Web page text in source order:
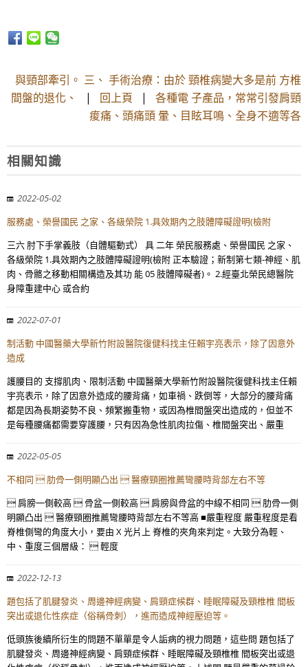
與頸部牽引。 三、 手術治療：由於 頸椎病變大多是前 方椎
間盤的退化、
| 回上頁 | 各種電 子產品，常常引發肩頸
痠痛、頭痛頭 暈、目眩耳鳴、全身不適等各
相關知識
2022-05-02
服務處、榮譽國民 之家、各級榮院 1.具效期內之肢體障礙證明(檢附
三六 肘下手掌義肢（自體驅動式） 具 二年 榮民服務處、榮譽國民 之家、
各級榮院 1.具效期內之肢體障礙證明(檢附 正本驗證；新制第七類-神經、肌
肉、骨骼之移動相關構造及其功 能 05 肢體障礙者)。 2.經臺北榮民總醫院
身障重建中心 或合約
2022-07-01
制活動 中國醫藥大學新竹附設醫院復健科找主任賴宇亮表示，除了因意外
造成
護腰目的 支撐肌肉、限制活動 中國醫藥大學新竹附設醫院復健科找主任賴
宇亮表示，除了因意外造成的腰背痛，如車禍、跌倒等，大部分的腰背痛
都是因為長期姿勢不良、頻繁搬重物，或因為椎間盤突出造成的，但並不
是每種腰痛都需要穿護腰，只有因為急性肌肉拉傷、椎間盤突出、嚴重
2022-05-05
不相同  肋骨一側明顯凸出  醫療頸圈推薦彎腰時背部左右不等
 肩膀一側較高  骨盆一側較高  肩膀與骨盆的中線不相同  肋骨一側
明顯凸出  醫療頸圈推薦彎腰時背部左右不等高 ■嚴重程度 嚴重程度是看
脊椎側彎的角度大小，要由 X 光片上 脊椎的夾角來判定。大致分為輕、
中、重度三個層級：  輕度
2022-12-13
題包括了肌腱發炎、周邊神經病變、肩頸症候群、睡眠障礙及頸椎椎 間板
突出或退化性疾症（俗稱骨刺），進而造成神經壓迫等。
低頭族後續所衍生的問題不單單是令人詬病的視力問題，這些問 題包括了
肌腱發炎、周邊神經病變、肩頸症候群、睡眠障礙及頸椎椎 間板突出或退